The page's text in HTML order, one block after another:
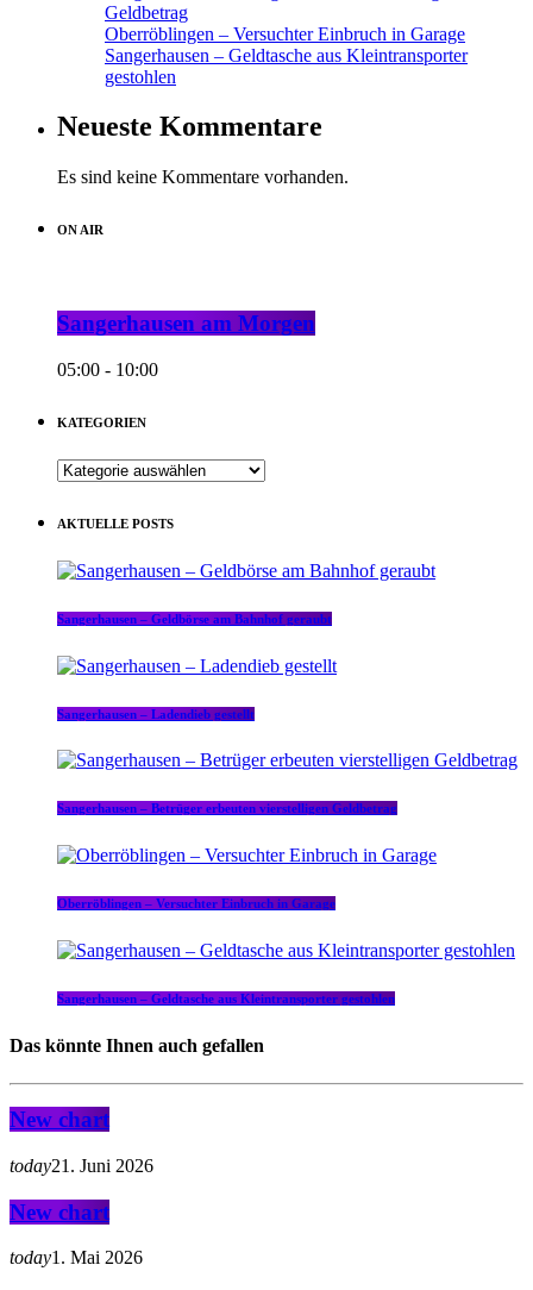
Geldbetrag
Oberröblingen – Versuchter Einbruch in Garage
Sangerhausen – Geldtasche aus Kleintransporter
gestohlen
Neueste Kommentare
Es sind keine Kommentare vorhanden.
ON AIR
Sangerhausen am Morgen
05:00 - 10:00
KATEGORIEN
KATEGORIEN
AKTUELLE POSTS
Sangerhausen – Geldbörse am Bahnhof geraubt
Sangerhausen – Ladendieb gestellt
Sangerhausen – Betrüger erbeuten vierstelligen Geldbetrag
Oberröblingen – Versuchter Einbruch in Garage
Sangerhausen – Geldtasche aus Kleintransporter gestohlen
Das könnte Ihnen auch gefallen
New chart
today21. Juni 2026
New chart
today1. Mai 2026